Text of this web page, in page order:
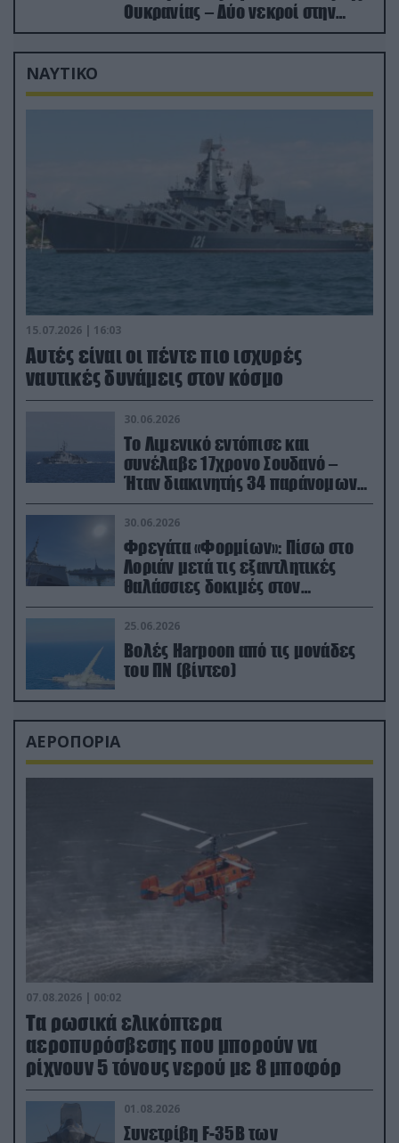
Ουκρανίας – Δύο νεκροί στην
Κριμαία
ΝΑΥΤΙΚΟ
15.07.2026 | 16:03
Aυτές είναι οι πέντε πιο ισχυρές
ναυτικές δυνάμεις στον κόσμο
30.06.2026
Το Λιμενικό εντόπισε και
συνέλαβε 17χρονο Σουδανό –
Ήταν διακινητής 34 παράνομων
μεταναστών
30.06.2026
Φρεγάτα «Φορμίων»: Πίσω στο
Λοριάν μετά τις εξαντλητικές
θαλάσσιες δοκιμές στον
απαιτητικό Βισκαϊκό
25.06.2026
Βολές Harpoon από τις μονάδες
του ΠΝ (βίντεο)
ΑΕΡΟΠΟΡΙΑ
07.08.2026 | 00:02
Τα ρωσικά ελικόπτερα
αεροπυρόσβεσης που μπορούν να
ρίχνουν 5 τόνους νερού με 8 μποφόρ
01.08.2026
Συνετρίβη F-35B των